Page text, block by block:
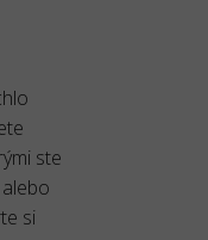
ste
alebo
si